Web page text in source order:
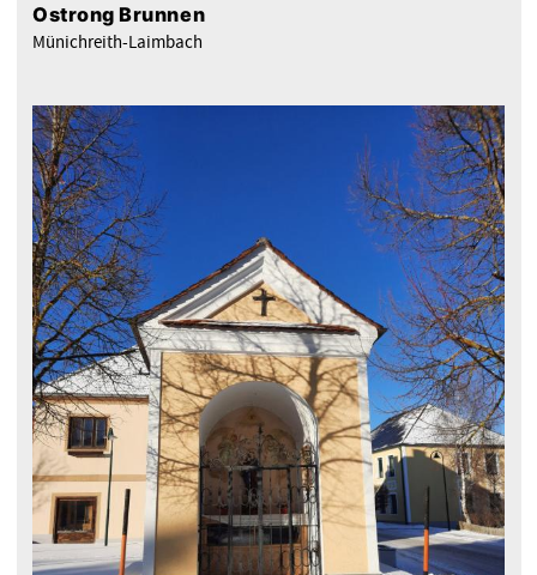
Ostrong Brunnen
Münichreith-Laimbach